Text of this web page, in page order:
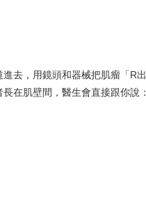
去，用鏡頭和器械把肌瘤「R出
在肌壁間，醫生會直接跟你說：